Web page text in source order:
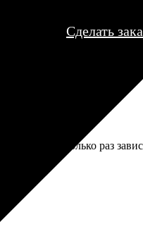
Сделать
— оно несколько раз